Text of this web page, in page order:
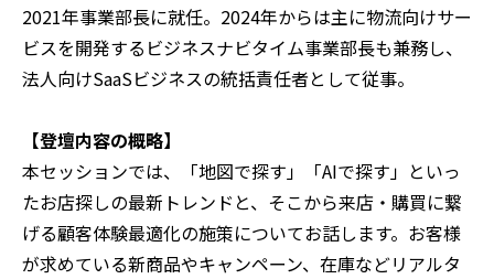
2021年事業部長に就任。2024年からは主に物流向けサー
ビスを開発するビジネスナビタイム事業部長も兼務し、
法人向けSaaSビジネスの統括責任者として従事。
【登壇内容の概略】
本セッションでは、「地図で探す」「AIで探す」といっ
たお店探しの最新トレンドと、そこから来店・購買に繋
げる顧客体験最適化の施策についてお話します。お客様
が求めている新商品やキャンペーン、在庫などリアルタ